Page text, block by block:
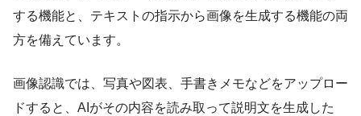
する機能と、テキストの指示から画像を生成する機能の両
方を備えています。
画像認識では、写真や図表、手書きメモなどをアップロー
ドすると、AIがその内容を読み取って説明文を生成した